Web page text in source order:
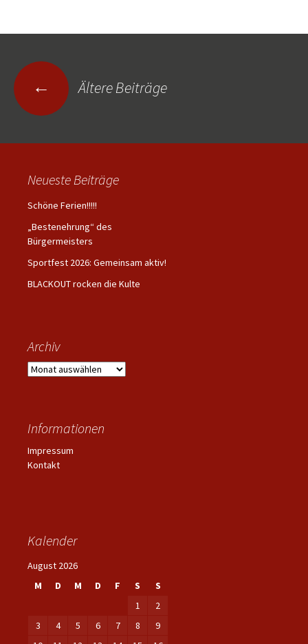
Beitragsnavigation
← Ältere Beiträge
Neueste Beiträge
Schöne Ferien!!!!!
„Bestenehrung“ des
Bürgermeisters
Sportfest 2026: Gemeinsam aktiv!
BLACKOUT rocken die Kulte
Archiv
Archiv
Informationen
Impressum
Kontakt
Kalender
August 2026
M
D M D F S
S
1
2
3
4 5 6 7 8
9